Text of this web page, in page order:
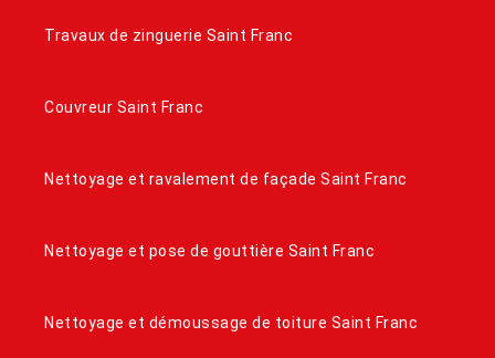
Travaux de zinguerie Saint Franc
Couvreur Saint Franc
Nettoyage et ravalement de façade Saint Franc
Nettoyage et pose de gouttière Saint Franc
Nettoyage et démoussage de toiture Saint Franc